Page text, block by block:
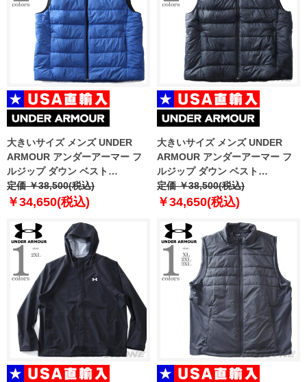
大きいサイズ メンズ UNDER
ARMOUR アンダーアーマー フ
ルジップ ダウン ベスト
LEGEND DOWN VEST USA直輸
入 1385838-432
定価 ￥38,500(税込)
￥34,650(税込)
大きいサイズ メンズ UNDER
ARMOUR アンダーアーマー フ
ルジップ ダウン ベスト
LEGEND DOWN VEST USA直輸
入 1385838-001
定価 ￥38,500(税込)
￥34,650(税込)